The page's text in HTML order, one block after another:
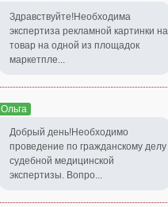
Здравствуйте!Необходима
экспертиза рекламной картинки на
товар на одной из площадок
маркетпле...
Ольга
Добрый день!Необходимо
проведение по гражданскому делу
судебной медицинской
экспертизы. Вопро...